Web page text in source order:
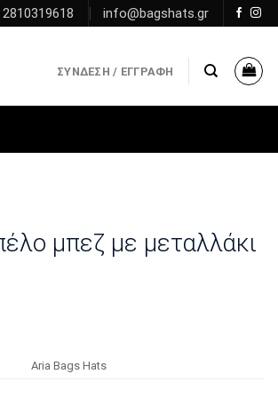
2810319618 info@bagshats.gr
ΣΎΝΔΕΣΗ / ΕΓΓΡΑΦΉ
μπεζ με μεταλλάκι
Αria Bags Hats